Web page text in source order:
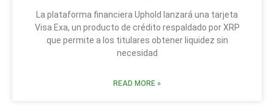
La plataforma financiera Uphold lanzará una tarjeta
Visa Exa, un producto de crédito respaldado por XRP
que permite a los titulares obtener liquidez sin
necesidad
READ MORE »